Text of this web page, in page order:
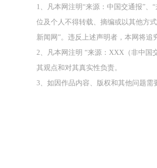
1、凡本网注明“来源：中国交通报”
位及个人不得转载、摘编或以其他方
新闻网”。违反上述声明者，本网将追
2、凡本网注明 “来源：XXX（非中国
其观点和对其真实性负责。
3、如因作品内容、版权和其他问题需